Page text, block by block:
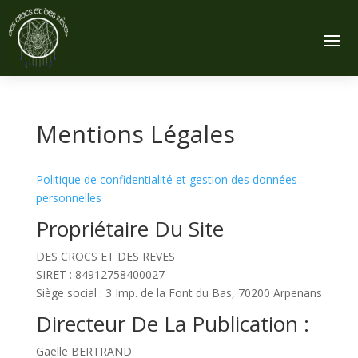
Mentions Légales
Politique de confidentialité et gestion des données
personnelles
Propriétaire Du Site
DES CROCS ET DES REVES
SIRET : 84912758400027
Siège social : 3 Imp. de la Font du Bas, 70200 Arpenans
Directeur De La Publication :
Gaelle BERTRAND